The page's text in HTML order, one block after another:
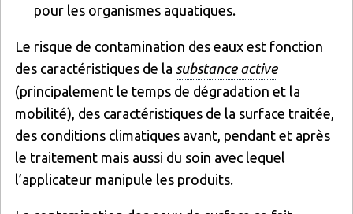
pour les organismes aquatiques.
Le risque de contamination des eaux est fonction
des caractéristiques de la substance active
(principalement le temps de dégradation et la
mobilité), des caractéristiques de la surface traitée,
des conditions climatiques avant, pendant et après
le traitement mais aussi du soin avec lequel
l’applicateur manipule les produits.